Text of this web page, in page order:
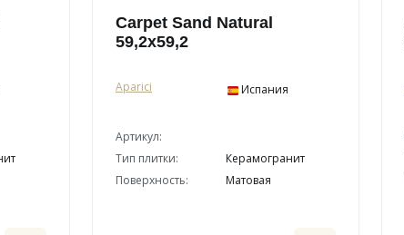
Carpet Sand Natural
59,2x59,2
Aparici Испания
Артикул:
Тип плитки:
Керамогранит
Поверхность:
Матовая